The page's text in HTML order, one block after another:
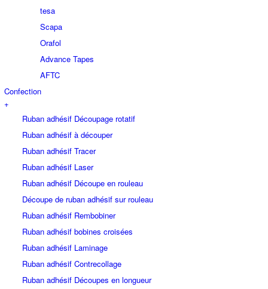
tesa
Scapa
Orafol
Advance Tapes
AFTC
Confection
+
Ruban adhésif Découpage rotatif
Ruban adhésif à découper
Ruban adhésif Tracer
Ruban adhésif Laser
Ruban adhésif Découpe en rouleau
Découpe de ruban adhésif sur rouleau
Ruban adhésif Rembobiner
Ruban adhésif bobines croisées
Ruban adhésif Laminage
Ruban adhésif Contrecollage
Ruban adhésif Découpes en longueur